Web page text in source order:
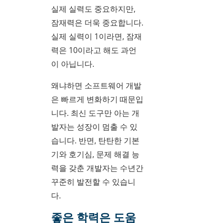
실제 실력도 중요하지만,
잠재력은 더욱 중요합니다.
실제 실력이 1이라면, 잠재
력은 10이라고 해도 과언
이 아닙니다.
왜냐하면 소프트웨어 개발
은 빠르게 변화하기 때문입
니다. 최신 도구만 아는 개
발자는 성장이 멈출 수 있
습니다. 반면, 탄탄한 기본
기와 호기심, 문제 해결 능
력을 갖춘 개발자는 수년간
꾸준히 발전할 수 있습니
다.
좋은 학력은 도움